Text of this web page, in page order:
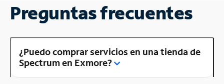
Preguntas frecuentes
¿Puedo comprar servicios en una tienda de
Spectrum en Exmore?